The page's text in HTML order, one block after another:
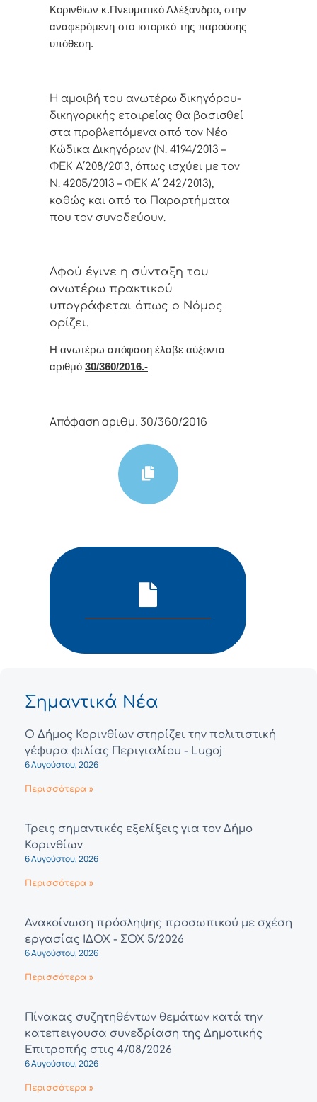
Κορινθίων κ.Πνευματικό Αλέξανδρο, στην
αναφερόμενη στο ιστορικό της παρούσης
υπόθεση.
Η αμοιβή του ανωτέρω δικηγόρου-
δικηγορικής εταιρείας θα βασισθεί
στα προβλεπόμενα από τον Νέο
Κώδικα Δικηγόρων (Ν. 4194/2013 –
ΦΕΚ Α΄208/2013, όπως ισχύει με τον
Ν. 4205/2013 – ΦΕΚ Α΄ 242/2013),
καθώς και από τα Παραρτήματα
που τον συνοδεύουν.
Αφoύ έγιvε η σύvταξη τoυ
αvωτέρω πρακτικoύ
υπoγράφεται όπως o Νόμoς
oρίζει.
Η αvωτέρω απόφαση έλαβε αύξοντα
αριθμό 30/360/2016.-
Απόφαση αριθμ. 30/360/2016
Σημαντικά Νέα
Ο Δήμος Κορινθίων στηρίζει την πολιτιστική
γέφυρα φιλίας Περιγιαλίου - Lugoj
6 Αυγούστου, 2026
Περισσότερα »
Τρεις σημαντικές εξελίξεις για τον Δήμο
Κορινθίων
6 Αυγούστου, 2026
Περισσότερα »
Ανακοίνωση πρόσληψης προσωπικού με σχέση
εργασίας ΙΔΟΧ - ΣΟΧ 5/2026
6 Αυγούστου, 2026
Περισσότερα »
Πίνακας συζητηθέντων θεμάτων κατά την
κατεπειγουσα συνεδρίαση της Δημοτικής
Επιτροπής στις 4/08/2026
6 Αυγούστου, 2026
Περισσότερα »